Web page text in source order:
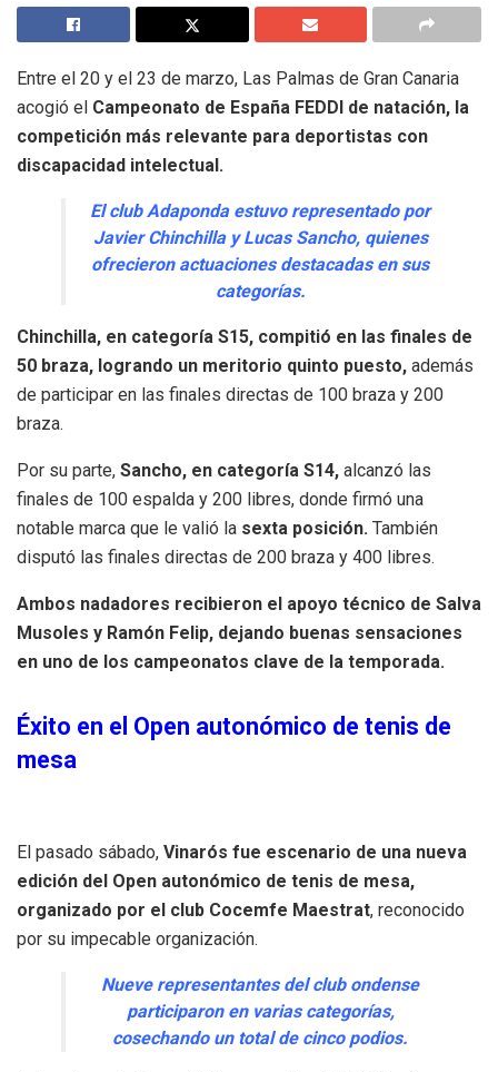
Entre el 20 y el 23 de marzo, Las Palmas de Gran Canaria
acogió el Campeonato de España FEDDI de natación, la
competición más relevante para deportistas con
discapacidad intelectual.
El club Adaponda estuvo representado por
Javier Chinchilla y Lucas Sancho, quienes
ofrecieron actuaciones destacadas en sus
categorías.
Chinchilla, en categoría S15, compitió en las finales de
50 braza, logrando un meritorio quinto puesto, además
de participar en las finales directas de 100 braza y 200
braza.
Por su parte, Sancho, en categoría S14, alcanzó las
finales de 100 espalda y 200 libres, donde firmó una
notable marca que le valió la sexta posición. También
disputó las finales directas de 200 braza y 400 libres.
Ambos nadadores recibieron el apoyo técnico de Salva
Musoles y Ramón Felip, dejando buenas sensaciones
en uno de los campeonatos clave de la temporada.
Éxito en el Open autonómico de tenis de
mesa
El pasado sábado, Vinarós fue escenario de una nueva
edición del Open autonómico de tenis de mesa,
organizado por el club Cocemfe Maestrat, reconocido
por su impecable organización.
Nueve representantes del club ondense
participaron en varias categorías,
cosechando un total de cinco podios.